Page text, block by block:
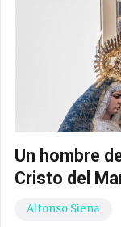
Un hombre
Cristo del
Alfonso Siena